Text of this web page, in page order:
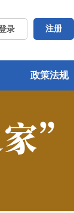
录 注册
政策法规